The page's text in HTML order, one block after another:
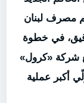
مصرف لبنان
في خطوة
شركة «كرول»
أكبر عملية